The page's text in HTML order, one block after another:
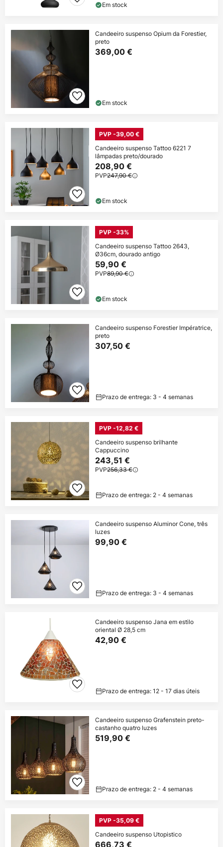
Em stock
Candeeiro suspenso Opium da Forestier,
preto
369,00 €
Em stock
PVP -39,00 €
Candeeiro suspenso Tattoo 6221 7
lâmpadas preto/dourado
208,90 €
PVP247,90 €
Em stock
PVP -33%
Candeeiro suspenso Tattoo 2643,
Ø36cm, dourado antigo
59,90 €
PVP89,90 €
Em stock
Candeeiro suspenso Forestier Impératrice,
preto
307,50 €
Prazo de entrega: 3 - 4 semanas
PVP -12,82 €
Candeeiro suspenso brilhante
Cappuccino
243,51 €
PVP256,33 €
Prazo de entrega: 2 - 4 semanas
Candeeiro suspenso Aluminor Cone, três
luzes
99,90 €
Prazo de entrega: 3 - 4 semanas
Candeeiro suspenso Jana em estilo
oriental Ø 28,5 cm
42,90 €
Prazo de entrega: 12 - 17 dias úteis
Candeeiro suspenso Grafenstein preto-
castanho quatro luzes
519,90 €
Prazo de entrega: 2 - 4 semanas
PVP -35,09 €
Candeeiro suspenso Utopistico
666,73 €